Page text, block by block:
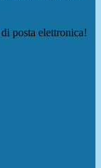
posta elettronica!